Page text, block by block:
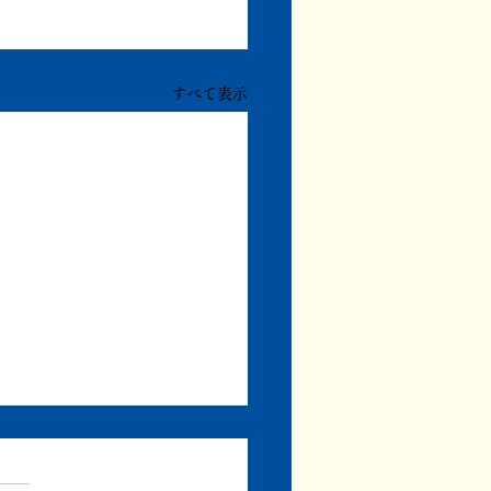
すべて表示